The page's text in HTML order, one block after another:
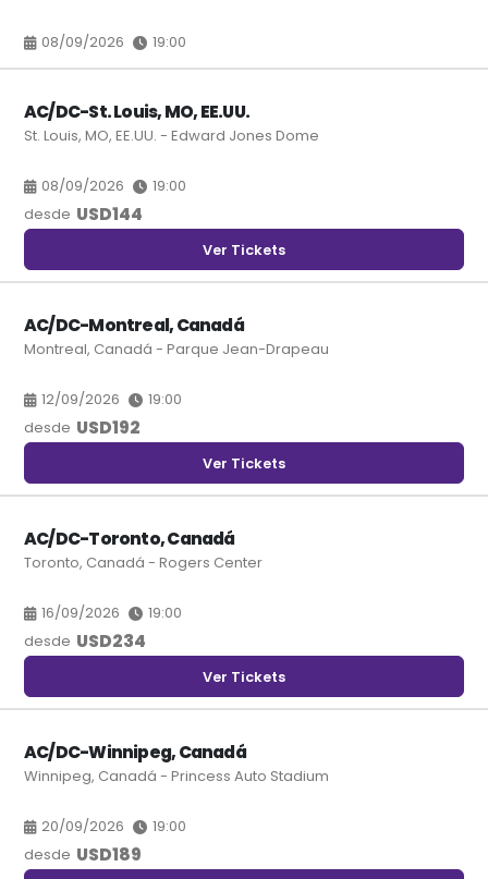
08/09/2026 19:00
AC/DC-St. Louis, MO, EE.UU.
St. Louis, MO, EE.UU. - Edward Jones Dome
08/09/2026
19:00
desde USD144
Ver Tickets
AC/DC-Montreal, Canadá
Montreal, Canadá - Parque Jean-Drapeau
12/09/2026
19:00
desde USD192
Ver Tickets
AC/DC-Toronto, Canadá
Toronto, Canadá - Rogers Center
16/09/2026
19:00
desde USD234
Ver Tickets
AC/DC-Winnipeg, Canadá
Winnipeg, Canadá - Princess Auto Stadium
20/09/2026
19:00
desde USD189